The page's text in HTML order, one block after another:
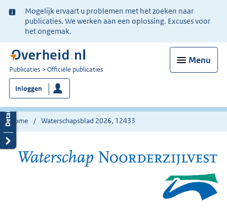
Ter
informatie:
Mogelijk ervaart u problemen met het zoeken naar
publicaties. We werken aan een oplossing. Excuses voor
het ongemak.
Menu
U
bent
nu
hier:
Publicaties Officiële publicaties
Inloggen
Home Waterschapsblad 2026, 12433